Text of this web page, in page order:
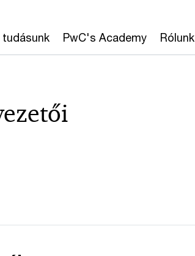
tudásunk PwC's Academy Rólunk